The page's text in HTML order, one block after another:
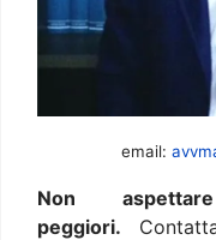
email:
Non
peggiori.